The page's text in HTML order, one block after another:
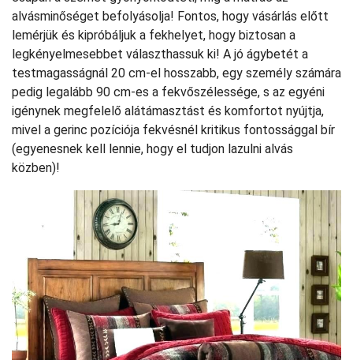
alvásminőséget befolyásolja! Fontos, hogy vásárlás előtt
lemérjük és kipróbáljuk a fekhelyet, hogy biztosan a
legkényelmesebbet választhassuk ki! A jó ágybetét a
testmagasságnál 20 cm-el hosszabb, egy személy számára
pedig legalább 90 cm-es a fekvőszélessége, s az egyéni
igénynek megfelelő alátámasztást és komfortot nyújtja,
mivel a gerinc pozíciója fekvésnél kritikus fontossággal bír
(egyenesnek kell lennie, hogy el tudjon lazulni alvás
közben)!